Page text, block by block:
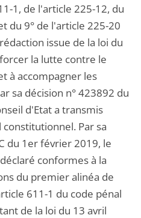
1, de l'article 225-12, du
du 9° de l'article 225-20
issue de la loi du
la lutte contre le
à accompagner les
sa décision n° 423892 du
d'Etat a transmis
Par sa
du 1er février 2019, le
conformes à la
du premier alinéa de
611-1 du code pénal
de la loi du 13 avril